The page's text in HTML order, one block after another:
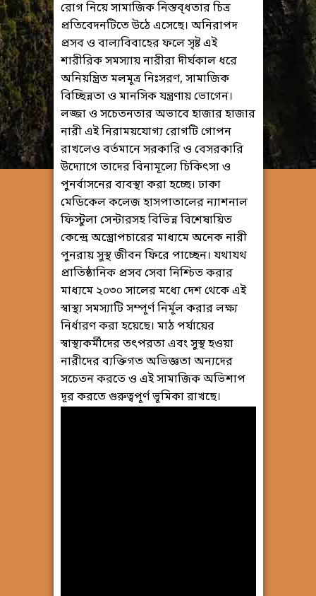
রোগ নিয়ে সামাজিক নিস্তব্ধতার চিত্র
প্রতিবেদনটিতে উঠে এসেছে। অনিরাপদ
প্রসব ও বাল্যবিবাহের ফলে সৃষ্ট এই
শারীরিক সমস্যায় নারীরা দীর্ঘকাল ধরে
অনিয়ন্ত্রিত মলমূত্র নিঃসরণ, সামাজিক
বিচ্ছিন্নতা ও মানসিক যন্ত্রণায় ভোগেন।
লজ্জা ও সচেতনতার অভাবে হাজার হাজার
নারী এই নিরাময়যোগ্য রোগটি গোপন
রাখলেও বর্তমানে সরকারি ও বেসরকারি
উদ্যোগে তাদের বিনামূল্যে চিকিৎসা ও
পুনর্বাসনের ব্যবস্থা করা হচ্ছে। ঢাকা
মেডিকেল কলেজ হাসপাতালের ন্যাশনাল
ফিস্টুলা সেন্টারসহ বিভিন্ন বিশেষায়িত
কেন্দ্রে অস্ত্রোপচারের মাধ্যমে অনেক নারী
পুনরায় সুস্থ জীবন ফিরে পাচ্ছেন। যথাযথ
প্রাতিষ্ঠানিক প্রসব সেবা নিশ্চিত করার
মাধ্যমে ২০৩০ সালের মধ্যে দেশ থেকে এই
স্বাস্থ্য সমস্যাটি সম্পূর্ণ নির্মূল করার লক্ষ্য
নির্ধারণ করা হয়েছে। মাঠ পর্যায়ের
স্বাস্থ্যকর্মীদের তৎপরতা এবং সুস্থ হওয়া
নারীদের ব্যক্তিগত অভিজ্ঞতা অন্যদের
সচেতন করতে ও এই সামাজিক অভিশাপ
দূর করতে গুরুত্বপূর্ণ ভূমিকা রাখছে।